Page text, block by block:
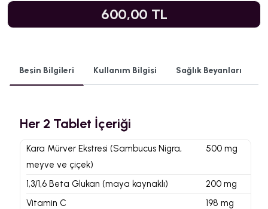
600,00 TL
Besin Bilgileri Kullanım Bilgisi Sağlık Beyanları
Her 2 Tablet İçeriği
Kara Mürver Ekstresi (Sambucus Nigra,
meyve ve çiçek)
500 mg
1,3/1,6 Beta Glukan (maya kaynaklı)
200 mg
Vitamin C
198 mg